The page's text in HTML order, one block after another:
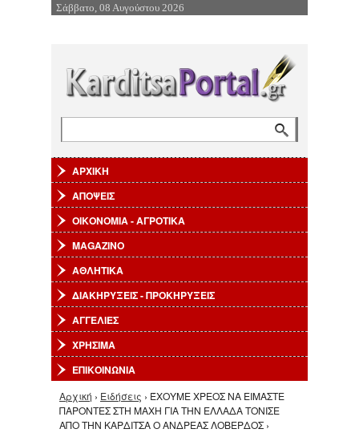
Επιστροφή στην Πλοήγηση
Σάββατο, 08 Αυγούστου 2026
ΑΡΧΙΚΗ
ΑΠΟΨΕΙΣ
ΟΙΚΟΝΟΜΙΑ - ΑΓΡΟΤΙΚΑ
MAGAZINO
ΑΘΛΗΤΙΚΑ
ΔΙΑΚΗΡΥΞΕΙΣ - ΠΡΟΚΗΡΥΞΕΙΣ
ΑΓΓΕΛΙΕΣ
ΧΡΗΣΙΜΑ
ΕΠΙΚΟΙΝΩΝΙΑ
Είστε εδώ
Αρχική › Ειδήσεις › ΈΧΟΥΜΕ ΧΡΕΟΣ ΝΑ ΕΙΜΑΣΤΕ
ΠΑΡΟΝΤΕΣ ΣΤΗ ΜΑΧΗ ΓΙΑ ΤΗΝ ΕΛΛΑΔΑ ΤΟΝΙΣΕ
ΑΠΟ ΤΗΝ ΚΑΡΔΙΤΣΑ Ο ΑΝΔΡΕΑΣ ΛΟΒΕΡΔΟΣ ›